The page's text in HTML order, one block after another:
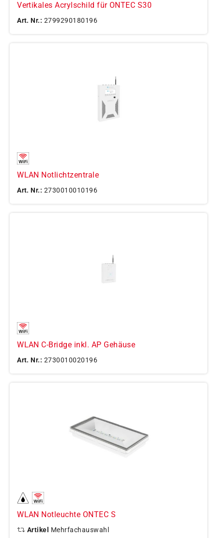
Vertikales Acrylschild für ONTEC S30
Art. Nr.: 2799290180196
WLAN Notlichtzentrale
Art. Nr.: 2730010010196
WLAN C-Bridge inkl. AP Gehäuse
Art. Nr.: 2730010020196
WLAN Notleuchte ONTEC S
Artikel Mehrfachauswahl